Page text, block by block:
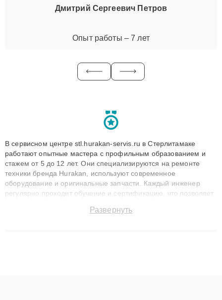
Дмитрий Сергеевич Петров
Опыт работы – 7 лет
В сервисном центре stl.hurakan-servis.ru в Стерлитамаке
работают опытные мастера с профильным образованием и
стажем от 5 до 12 лет. Они специализируются на ремонте
техники бренда Hurakan, используют современное
оборудование и оригинальные запчасти. Каждый инженер
регулярно проходит обучение и сертификацию, что позволяет
технику с сохранением гарантии до 3 лет. Наши мастера
Развернуть